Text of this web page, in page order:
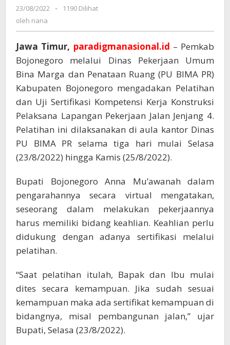
23/08/2022
oleh
-
1190 Dilihat
oleh nana
Jawa Timur, paradigmanasional.id – Pemkab
Bojonegoro melalui Dinas Pekerjaan Umum
Bina Marga dan Penataan Ruang (PU BIMA PR)
Kabupaten Bojonegoro mengadakan Pelatihan
dan Uji Sertifikasi Kompetensi Kerja Konstruksi
Pelaksana Lapangan Pekerjaan Jalan Jenjang 4.
Pelatihan ini dilaksanakan di aula kantor Dinas
PU BIMA PR selama tiga hari mulai Selasa
(23/8/2022) hingga Kamis (25/8/2022).
Bupati Bojonegoro Anna Mu’awanah dalam
pengarahannya secara virtual mengatakan,
seseorang dalam melakukan pekerjaannya
harus memiliki bidang keahlian. Keahlian perlu
didukung dengan adanya sertifikasi melalui
pelatihan.
“Saat pelatihan itulah, Bapak dan Ibu mulai
dites secara kemampuan. Jika sudah sesuai
kemampuan maka ada sertifikat kemampuan di
bidangnya, misal pembangunan jalan,” ujar
Bupati, Selasa (23/8/2022).